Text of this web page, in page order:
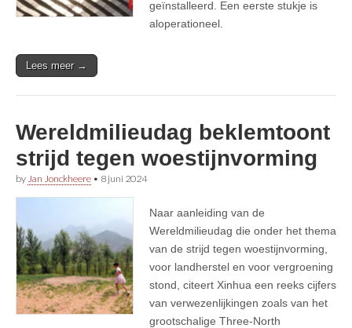
geïnstalleerd. Een eerste stukje is
aloperationeel.
Lees meer →
Wereldmilieudag beklemtoont
strijd tegen woestijnvorming
by Jan Jonckheere • 8 juni 2024
Naar aanleiding van de
Wereldmilieudag die onder het thema
van de strijd tegen woestijnvorming,
voor landherstel en voor vergroening
stond, citeert Xinhua een reeks cijfers
van verwezenlijkingen zoals van het
grootschalige Three-North